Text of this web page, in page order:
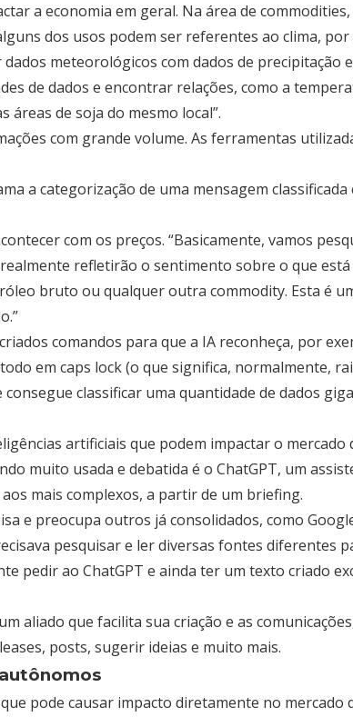
a economia em geral. Na área de
dos usos podem ser referentes ao clima, por
meteorológicos com dados de precipitação
de dados e encontrar relações, como a
áreas de soja do mesmo local”.
com grande volume. As ferramentas
a categorização de uma mensagem
com os preços. “Basicamente, vamos
refletirão o sentimento sobre o que
bruto ou qualquer outra commodity. Esta é
comandos para que a IA reconheça, por
em caps lock (o que significa, normalmente,
classificar uma quantidade de dados
artificiais que podem impactar o mercado
muito usada e debatida é o ChatGPT, um
mais complexos, a partir de um briefing.
e preocupa outros já consolidados, como
pesquisar e ler diversas fontes diferentes
pedir ao ChatGPT e ainda ter um texto criado
aliado que facilita sua criação e as
posts, sugerir ideias e muito mais.
pode causar impacto diretamente no mercado